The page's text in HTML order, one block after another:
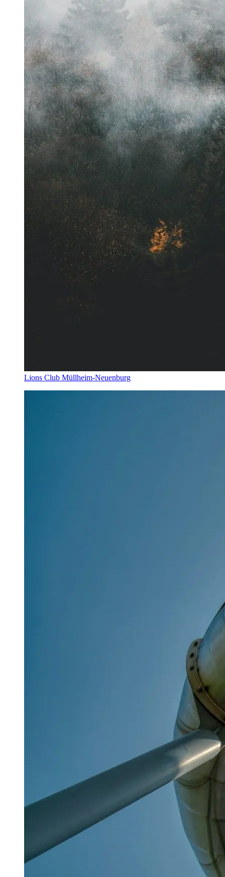
Lions Club Müllheim-Neuenburg